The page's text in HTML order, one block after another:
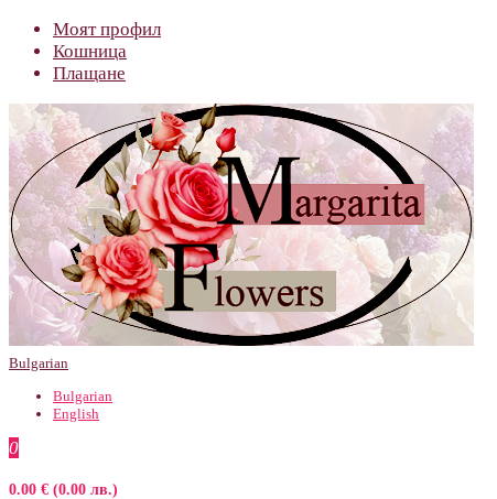
Моят профил
Кошница
Плащане
Bulgarian
Bulgarian
English
0
0.00 € (0.00 лв.)